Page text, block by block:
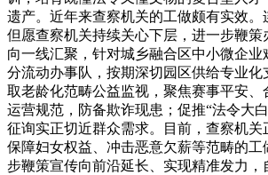
遗产。近年来查察机关的工做颇有实效。
但愿查察机关持续关心下层，进一步鞭策
向一线汇聚，针对城乡融合区中小微企业
分流动办事队，按期深切园区供给专业化
取老龄化范畴公益监视，聚焦赛事平安、
运营规范，防备欺诈现患；促推“法令大
征询实正切近群众需求。目前，查察机关
保障妇女权益、冲击恶意欠薪等范畴的工
步鞭策宣传向前沿延长、实现精准发力，